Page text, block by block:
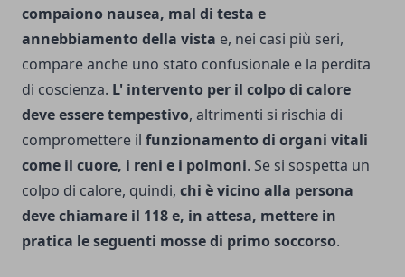
compaiono nausea, mal di testa e
annebbiamento della vista e, nei casi più seri,
compare anche uno stato confusio­nale e la perdita
di coscienza. L' intervento per il colpo di calore
deve essere tempestivo, altrimenti si rischia di
compromettere il funzionamento di organi vitali
come il cuore, i reni e i polmoni. Se si sospetta un
colpo di calore, quindi, chi è vicino alla persona
deve chiamare il 118 e, in attesa, mettere in
pratica le seguenti mosse di primo soccorso.